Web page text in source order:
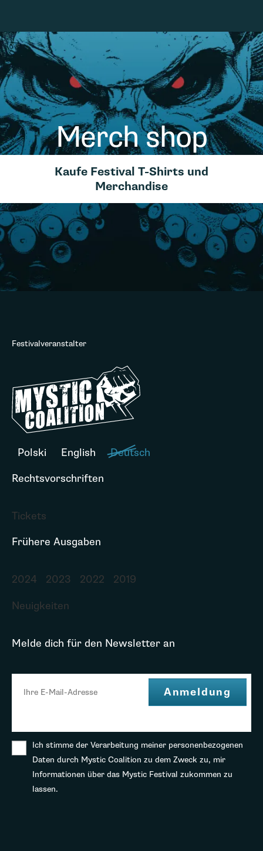
Merch shop
Kaufe Festival T-Shirts und
Merchandise
Festivalveranstalter
Polski English
Deutsch
Rechtsvorschriften
Tickets
Frühere Ausgaben
2024 2023 2022 2019
Neuigkeiten
Melde dich für den Newsletter an
Ich stimme der Verarbeitung meiner personenbezogenen
Daten durch Mystic Coalition zu dem Zweck zu, mir
Informationen über das Mystic Festival zukommen zu
lassen.